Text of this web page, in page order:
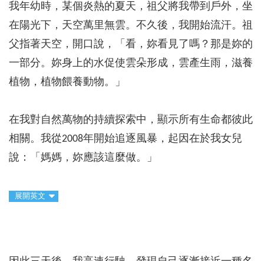
我年幼時，某個炎熱的夏天，祖父將我帶到戶外，坐
在陽光下，天空萬里無雲。不久後，我開始流汗。祖
父指著天空，開口說，「看，妳看見了嗎？那是妳的
一部分。妳身上的水促使雲朵形成，雲產生雨，滋養
植物，植物餵養動物。」
在我對自然萬物的持續探索中，顯示所有生命都彼此
相關。我從2008年開始追逐風暴，起因在於我女兒
說：「媽媽，妳應該這麼做。」
展開英文